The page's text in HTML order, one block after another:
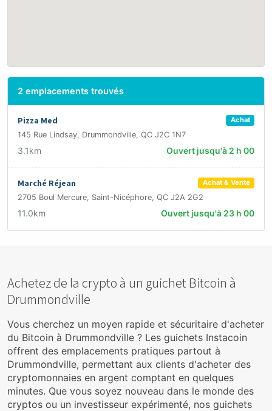
2 emplacements trouvés
Pizza Med Achat
145 Rue Lindsay, Drummondville, QC J2C 1N7
3.1km Ouvert jusqu'à 2 h 00
Marché Réjean Achat & Vente
2705 Boul Mercure, Saint-Nicéphore, QC J2A 2G2
11.0km Ouvert jusqu'à 23 h 00
Achetez de la crypto à un guichet Bitcoin à
Drummondville
Vous cherchez un moyen rapide et sécuritaire d'acheter
du Bitcoin à Drummondville ? Les guichets Instacoin
offrent des emplacements pratiques partout à
Drummondville, permettant aux clients d'acheter des
cryptomonnaies en argent comptant en quelques
minutes. Que vous soyez nouveau dans le monde des
cryptos ou un investisseur expérimenté, nos guichets